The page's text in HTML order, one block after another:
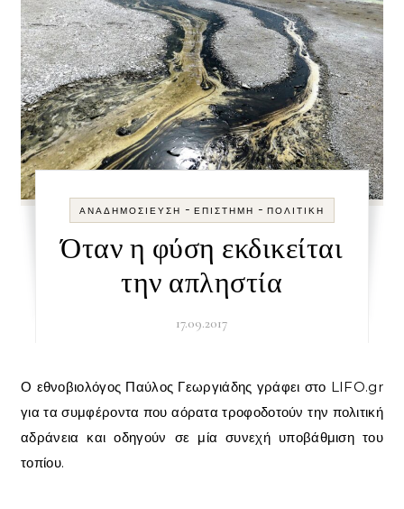
ΑΝΑΔΗΜΟΣΊΕΥΣΗ - ΕΠΙΣΤΉΜΗ - ΠΟΛΙΤΙΚΉ
Όταν η φύση εκδικείται
την απληστία
17.09.2017
Ο εθνοβιολόγος Παύλος Γεωργιάδης γράφει στο LIFO.gr
για τα συμφέροντα που αόρατα τροφοδοτούν την πολιτική
αδράνεια και οδηγούν σε μία συνεχή υποβάθμιση του
τοπίου.